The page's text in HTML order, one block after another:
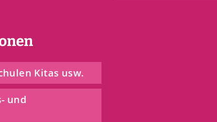
Kitas usw.
und